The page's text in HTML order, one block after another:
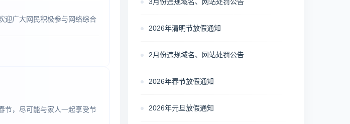
迎广大网民积极参与网络综合
，尽可能与家人一起享受节
2026年清明节放假通知
2月份违规域名、网站处罚公告
2026年春节放假通知
2026年元旦放假通知